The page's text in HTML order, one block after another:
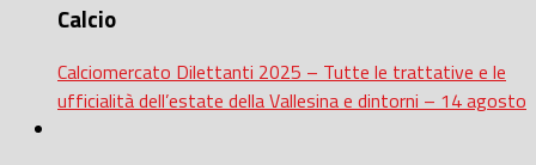
Calcio
Calciomercato Dilettanti 2025 – Tutte le trattative e le
ufficialità dell’estate della Vallesina e dintorni – 14 agosto